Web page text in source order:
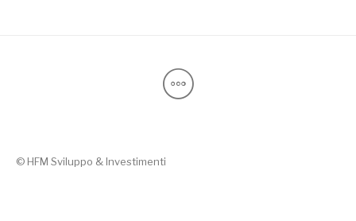
© HFM Sviluppo & Investimenti